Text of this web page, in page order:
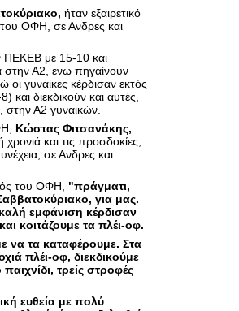
ήταν εξαιρετικό
του ΟΦΗ, σε Ανδρες και
ΠΕΚΕΒ με 15-10 και
στην Α2, ενώ πηγαίνουν
οι γυναίκες κέρδισαν εκτός
διεκδικούν και αυτές,
στην Α2 γυναικών.
Κώστας Φιτσανάκης,
χρονιά και τις προσδοκίες,
σε Ανδρες και
του ΟΦΗ, "πράγματι,
για μας.
εμφάνιση κέρδισαν
κοιτάζουμε τα πλέι-οφ.
να τα καταφέρουμε. Στα
πλέι-οφ, διεκδικούμε
παιχνίδι, τρείς στροφές
ευθεία με πολύ